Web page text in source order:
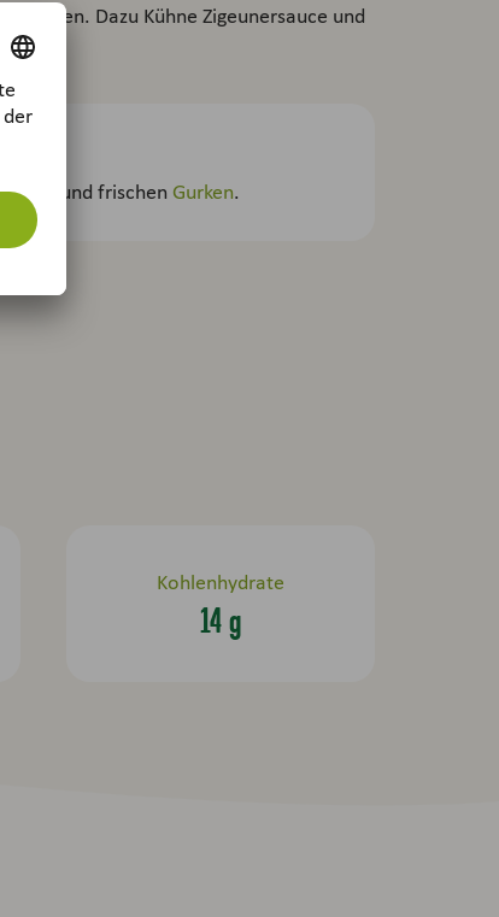
Dazu Kühne Zigeunersauce und
und frischenGurken.
Kohlenhydrate
14 g